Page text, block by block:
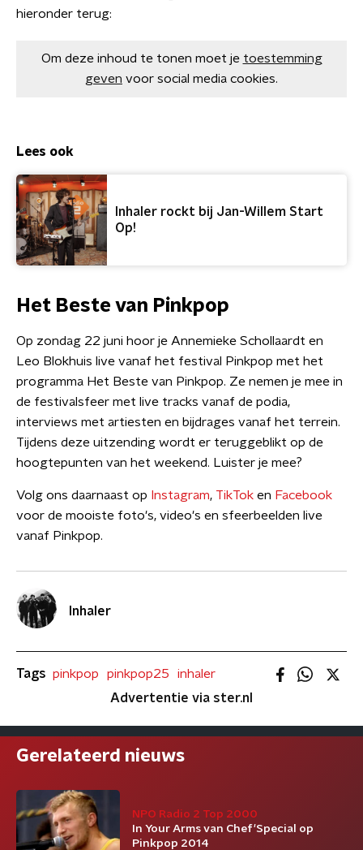
hieronder terug:
Om deze inhoud te tonen moet je toestemming
geven voor social media cookies.
Lees ook
Inhaler rockt bij Jan-Willem Start
Op!
Het Beste van Pinkpop
Op zondag 22 juni hoor je Annemieke Schollaardt en
Leo Blokhuis live vanaf het festival Pinkpop met het
programma Het Beste van Pinkpop. Ze nemen je mee in
de festivalsfeer met live tracks vanaf de podia,
interviews met artiesten en bijdrages vanaf het terrein.
Tijdens deze uitzending wordt er teruggeblikt op de
hoogtepunten van het weekend. Luister je mee?
Volg ons daarnaast op Instagram, TikTok en Facebook
voor de mooiste foto's, video's en sfeerbeelden live
vanaf Pinkpop.
Inhaler
Tags pinkpop pinkpop25
inhaler
Advertentie via ster.nl
Gerelateerd nieuws
NPO Radio 2 Top 2000
In Your Arms van Chef'Special op
Pinkpop 2014